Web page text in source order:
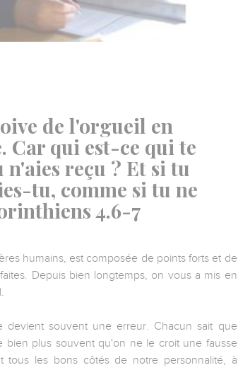
de l'orgueil en
Car qui est-ce qui te
reçu ? Et si tu
tu, comme si tu ne
4.6-7
humains, est composée de points forts et de
Depuis bien longtemps, on vous a mis en
devient souvent une erreur. Chacun sait que
bien plus souvent qu'on ne le croit une fausse
tous les bons côtés de notre personnalité, à